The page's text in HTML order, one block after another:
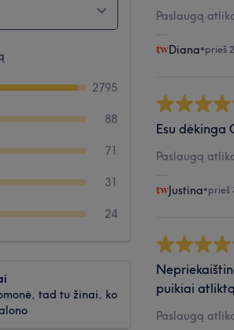
2795
88
71
31
24
tad tu žinai, ko
Paslaugą
Diana•prieš
Esu dėkinga
Paslaugą
Justina•prieš
puikiai
Paslaugą